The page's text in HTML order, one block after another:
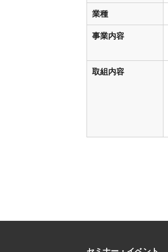
業種
事業内容
取組内容